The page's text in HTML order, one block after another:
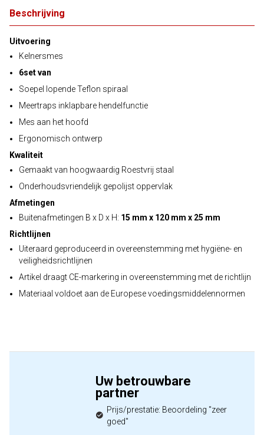
Beschrijving
Uitvoering
Kelnersmes
6set van
Soepel lopende Teflon spiraal
Meertraps inklapbare hendelfunctie
Mes aan het hoofd
Ergonomisch ontwerp
Kwaliteit
Gemaakt van hoogwaardig Roestvrij staal
Onderhoudsvriendelijk gepolijst oppervlak
Afmetingen
Buitenafmetingen B x D x H: 15 mm x 120 mm x 25 mm
Richtlijnen
Uiteraard geproduceerd in overeenstemming met hygiëne- en
veiligheidsrichtlijnen
Artikel draagt CE-markering in overeenstemming met de richtlijn
Materiaal voldoet aan de Europese voedingsmiddelennormen
Uw betrouwbare
partner
Prijs/prestatie: Beoordeling "zeer
goed"